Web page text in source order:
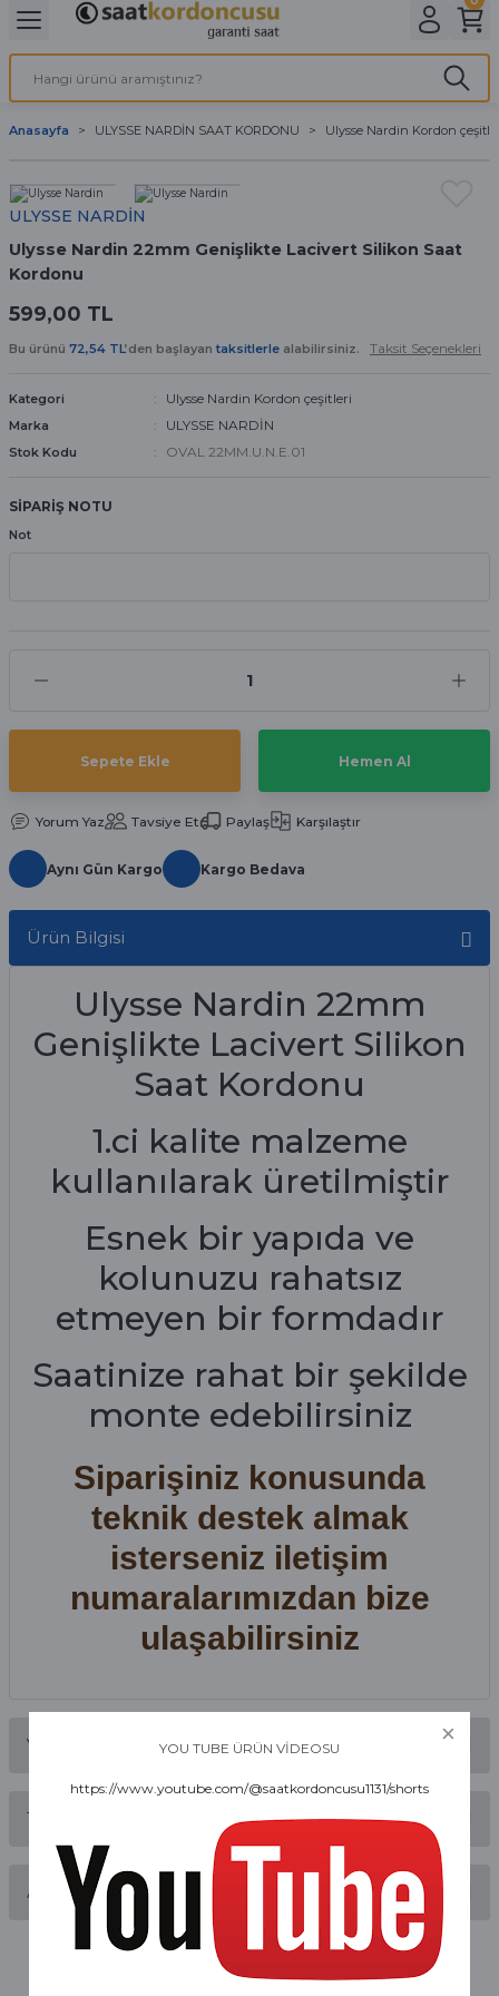
Geri Dön
& ELEKTİRİK AYDINLATMA & ELEKTRİK
OFİS MALZEMELERİ
Geri Dön
ve Cihaz Pilleri
ÇEŞİTLERİ
ÇEŞİTLERİ
Geri Dön
Geri Dön
Kordon Çeşitleri
Kordonları
Kordonu
saat kordonu
Anasayfa ULYSSE NARDİN SAAT KORDONU Ulysse Nardin Kordon
ULYSSE NARDİN
Ulysse Nardin 22mm Genişlikte Lacivert Silikon Saat
Kordonu
599,00 TL
Bu ürünü 72,54 TL’den başlayantaksitlerle alabilirsiniz. Taksit Seçenekleri
Kategori Ulysse Nardin Kordon çeşitleri
Marka ULYSSE NARDİN
Stok Kodu OVAL 22MM.U.N.E.01
SİPARİŞ NOTU
Not
Sepete Ekle Hemen Al
Yorum Yaz Tavsiye Et Paylaş Karşılaştır
Aynı Gün Kargo Kargo Bedava
Ürün Bilgisi
Ulysse Nardin 22mm
Genişlikte Lacivert Silikon
Saat Kordonu
1.ci kalite malzeme
kullanılarak üretilmiştir
Esnek bir yapıda ve
kolunuzu rahatsız
etmeyen bir formdadır
Saatinize rahat bir şekilde
monte edebilirsiniz
Siparişiniz konusunda
teknik destek almak
isterseniz iletişim
numaralarımızdan bize
ulaşabilirsiniz
Yorumlar
Bu ürüne ilk yorumu siz yapın!
Taksit Seçenekleri
Alışveriş Deneyimi
Alışveriş sürecim hızlı oldu hem
whatsaptan hemde site üstünden çok
YOU TUBE ÜRÜN VİDEOSU
https://www.youtube.com/@saatkordoncusu1131/shorts